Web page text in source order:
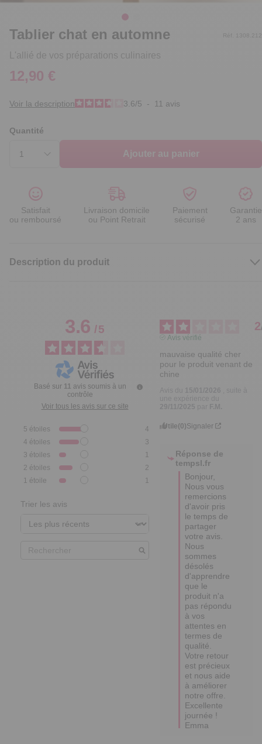
Tablier chat en automne
L'allié de vos préparations culinaires
Réf. 1308.212
12,90 €
Voir la description 3.6/5 - 11 avis
Quantité
Ajouter au panier
Satisfait
ou remboursé
Livraison domicile
ou Point Retrait
Paiement
sécurisé
Garantie
2 ans
Description du produit
3.6/5
Basé sur 11 avis soumis à un
contrôle
Voir tous les avis sur ce site
5 étoiles
4
4 étoiles
3
3 étoiles
1
2 étoiles
2
1 étoile 1
Trier les avis
2
Avis vérifié
mauvaise qualité cher
pour le produit venant de
chine
15/01/2026
29/11/2025
F.M.
Utile(0)Signaler
Réponse de
tempsl.fr
Bonjour,
Nous vous
remercions
d'avoir pris
le temps de
partager
votre avis.
Nous
sommes
désolés
d'apprendre
que le
produit n'a
pas répondu
à vos
attentes en
termes de
qualité.
Votre retour
est précieux
et nous aide
à améliorer
notre offre.
Excellente
journée !
Emma